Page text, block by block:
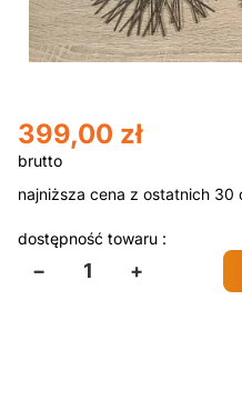
399,00 zł
najniższa cena z ostatnich 30
dostępność towaru :
− +